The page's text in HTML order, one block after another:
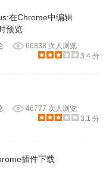
在Chrome中编辑
预览
66338 次人浏览
3.4 分
46777 次人浏览
3.1 分
插件下载